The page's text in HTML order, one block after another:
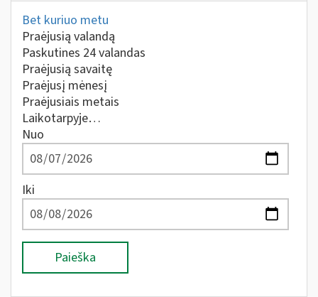
Bet kuriuo metu
Praėjusią valandą
Paskutines 24 valandas
Praėjusią savaitę
Praėjusį mėnesį
Praėjusiais metais
Laikotarpyje…
Nuo
Iki
Paieška